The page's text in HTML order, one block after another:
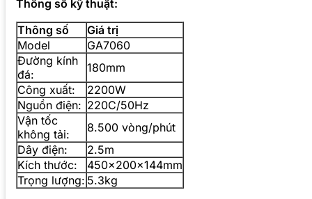
Thông số kỹ thuật:
Thông số
Giá trị
Model
GA7060
Đường kính
đá:
180mm
Công xuất:
2200W
Nguồn điện: 220C/50Hz
Vận tốc
không tải:
8.500 vòng/phút
Dây điện:
2.5m
Kích thước:
450x200x144mm
Trọng lượng: 5.3kg